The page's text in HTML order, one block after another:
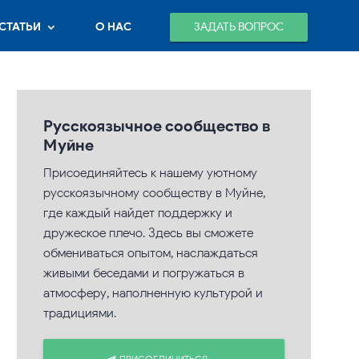
О НАС ЗАДАТЬ ВОПРОС
Русскоязычное сообщество в
Муйне
Присоединяйтесь к нашему уютному
русскоязычному сообществу в Муйне,
где каждый найдет поддержку и
дружеское плечо. Здесь вы сможете
обмениваться опытом, наслаждаться
живыми беседами и погружаться в
атмосферу, наполненную культурой и
традициями.